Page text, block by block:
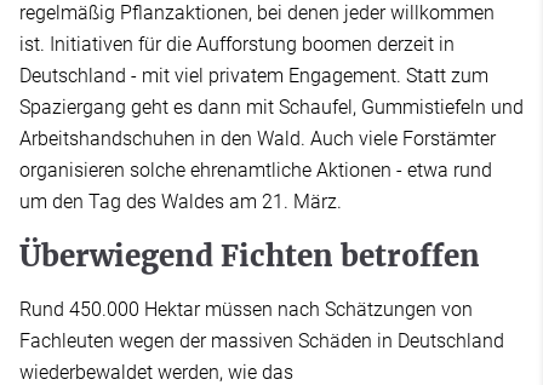
regelmäßig Pflanzaktionen, bei denen jeder willkommen
ist. Initiativen für die Aufforstung boomen derzeit in
Deutschland - mit viel privatem Engagement. Statt zum
Spaziergang geht es dann mit Schaufel, Gummistiefeln und
Arbeitshandschuhen in den Wald. Auch viele Forstämter
organisieren solche ehrenamtliche Aktionen - etwa rund
um den Tag des Waldes am 21. März.
Überwiegend Fichten betroffen
Rund 450.000 Hektar müssen nach Schätzungen von
Fachleuten wegen der massiven Schäden in Deutschland
wiederbewaldet werden, wie das